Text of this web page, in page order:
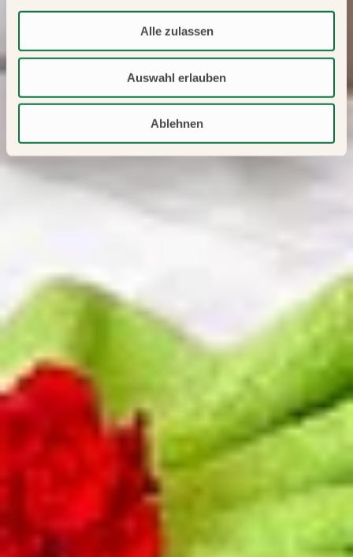
Alle zulassen
Auswahl erlauben
Ablehnen